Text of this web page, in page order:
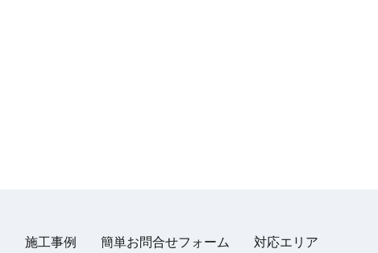
施工事例 簡単お問合せフォーム 対応エリア